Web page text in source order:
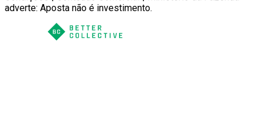
adverte: Aposta não é investimento.